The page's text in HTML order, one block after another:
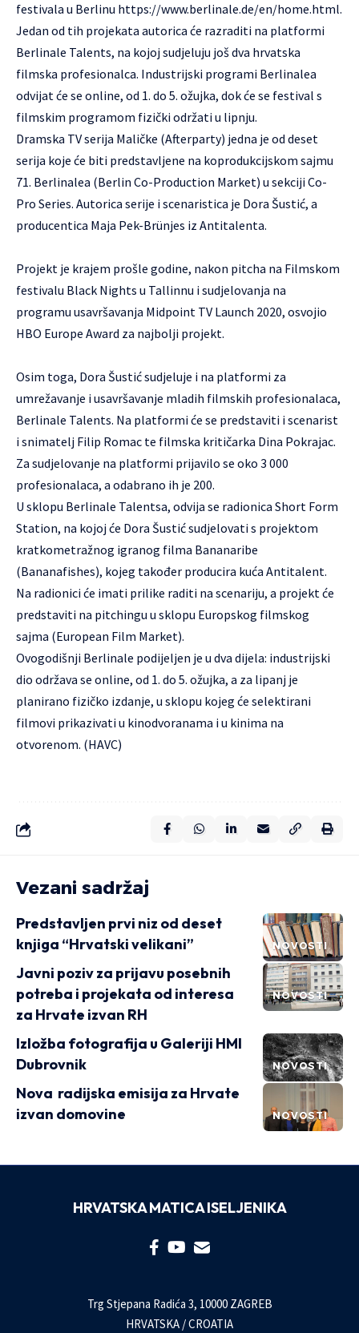
festivala u Berlinu https://www.berlinale.de/en/home.html.
Jedan od tih projekata autorica će razraditi na platformi
Berlinale Talents, na kojoj sudjeluju još dva hrvatska
filmska profesionalca. Industrijski programi Berlinalea
odvijat će se online, od 1. do 5. ožujka, dok će se festival s
filmskim programom fizički održati u lipnju.
Dramska TV serija Maličke (Afterparty) jedna je od deset
serija koje će biti predstavljene na koprodukcijskom sajmu
71. Berlinalea (Berlin Co-Production Market) u sekciji Co-
Pro Series. Autorica serije i scenaristica je Dora Šustić, a
producentica Maja Pek-Brünjes iz Antitalenta.
Projekt je krajem prošle godine, nakon pitcha na Filmskom
festivalu Black Nights u Tallinnu i sudjelovanja na
programu usavršavanja Midpoint TV Launch 2020, osvojio
HBO Europe Award za najbolji projekt.
Osim toga, Dora Šustić sudjeluje i na platformi za
umrežavanje i usavršavanje mladih filmskih profesionalaca,
Berlinale Talents. Na platformi će se predstaviti i scenarist
i snimatelj Filip Romac te filmska kritičarka Dina Pokrajac.
Za sudjelovanje na platformi prijavilo se oko 3 000
profesionalaca, a odabrano ih je 200.
U sklopu Berlinale Talentsa, odvija se radionica Short Form
Station, na kojoj će Dora Šustić sudjelovati s projektom
kratkometražnog igranog filma Bananaribe
(Bananafishes), kojeg također producira kuća Antitalent.
Na radionici će imati prilike raditi na scenariju, a projekt će
predstaviti na pitchingu u sklopu Europskog filmskog
sajma (European Film Market).
Ovogodišnji Berlinale podijeljen je u dva dijela: industrijski
dio održava se online, od 1. do 5. ožujka, a za lipanj je
planirano fizičko izdanje, u sklopu kojeg će selektirani
filmovi prikazivati u kinodvoranama i u kinima na
otvorenom. (HAVC)
Vezani sadržaj
NOVOSTI
Predstavljen prvi niz od deset
knjiga “Hrvatski velikani”
NOVOSTI
Javni poziv za prijavu posebnih
potreba i projekata od interesa
za Hrvate izvan RH
NOVOSTI
Izložba fotografija u Galeriji HMI
Dubrovnik
NOVOSTI
Nova radijska emisija za Hrvate
izvan domovine
HRVATSKA MATICA ISELJENIKA
Trg Stjepana Radića 3, 10000 ZAGREB
HRVATSKA / CROATIA